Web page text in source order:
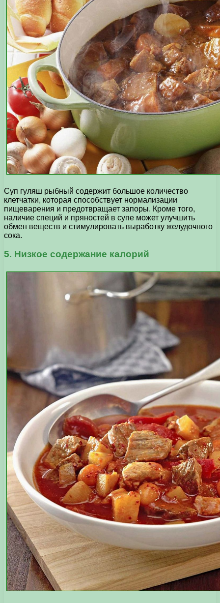
Суп гуляш рыбный содержит большое количество
клетчатки, которая способствует нормализации
пищеварения и предотвращает запоры. Кроме того,
наличие специй и пряностей в супе может улучшить
обмен веществ и стимулировать выработку желудочного
сока.
5. Низкое содержание калорий